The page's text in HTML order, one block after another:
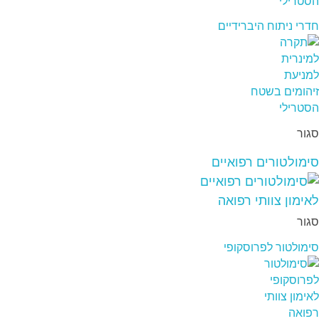
חדרי ניתוח היברידיים
סגור
סימולטורים רפואיים
סגור
סימולטור לפרוסקופי